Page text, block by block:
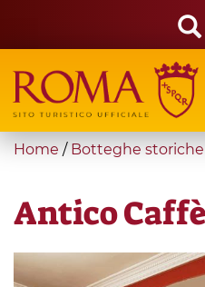
main
content
Search
form
Cerca
You
here
Home / Botteghe storiche
Antico